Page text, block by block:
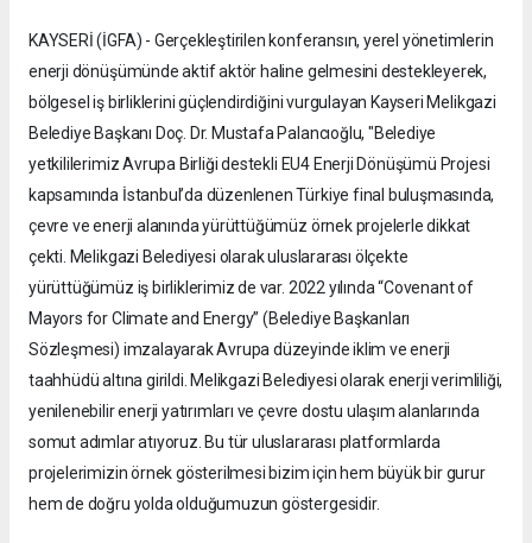
KAYSERİ (İGFA) - Gerçekleştirilen konferansın, yerel yönetimlerin
enerji dönüşümünde aktif aktör haline gelmesini destekleyerek,
bölgesel iş birliklerini güçlendirdiğini vurgulayan Kayseri Melikgazi
Belediye Başkanı Doç. Dr. Mustafa Palancıoğlu, "Belediye
yetkililerimiz Avrupa Birliği destekli EU4 Enerji Dönüşümü Projesi
kapsamında İstanbul’da düzenlenen Türkiye final buluşmasında,
çevre ve enerji alanında yürüttüğümüz örnek projelerle dikkat
çekti. Melikgazi Belediyesi olarak uluslararası ölçekte
yürüttüğümüz iş birliklerimiz de var. 2022 yılında “Covenant of
Mayors for Climate and Energy” (Belediye Başkanları
Sözleşmesi) imzalayarak Avrupa düzeyinde iklim ve enerji
taahhüdü altına girildi. Melikgazi Belediyesi olarak enerji verimliliği,
yenilenebilir enerji yatırımları ve çevre dostu ulaşım alanlarında
somut adımlar atıyoruz. Bu tür uluslararası platformlarda
projelerimizin örnek gösterilmesi bizim için hem büyük bir gurur
hem de doğru yolda olduğumuzun göstergesidir.